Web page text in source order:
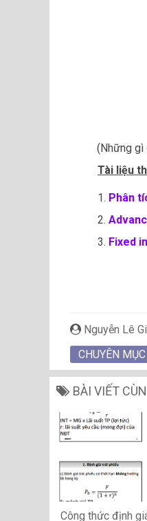
(Những gì
Tài liệu
1. Phân
2.
3. Fixed
Nguyễn Lê
CHUYÊN MỤC
BÀI VIẾT
Công thức định